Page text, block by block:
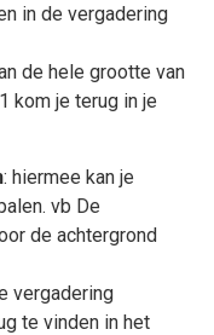
in de vergadering
de hele grootte van
kom je terug in je
: hiermee kan je
vb De
de achtergrond
vergadering
te vinden in het